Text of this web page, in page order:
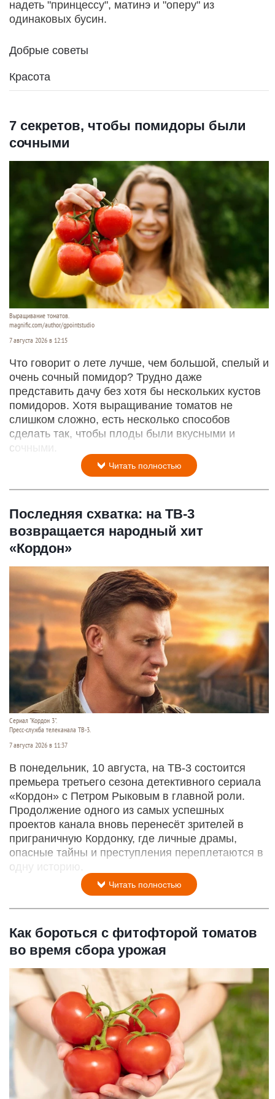
надеть "принцессу", матинэ и "оперу" из
одинаковых бусин.
Добрые советы
Красота
7 секретов, чтобы помидоры были
сочными
Выращивание томатов.
magnific.com/author/gpointstudio
7 августа 2026 в 12:15
Что говорит о лете лучше, чем большой, спелый и
очень сочный помидор? Трудно даже
представить дачу без хотя бы нескольких кустов
помидоров. Хотя выращивание томатов не
слишком сложно, есть несколько способов
сделать так, чтобы плоды были вкусными и
сочными.
Читать полностью
Последняя схватка: на ТВ-3
возвращается народный хит
«Кордон»
Сериал "Кордон 3".
Пресс-служба телеканала ТВ-3.
7 августа 2026 в 11:37
В понедельник, 10 августа, на ТВ-3 состоится
премьера третьего сезона детективного сериала
«Кордон» с Петром Рыковым в главной роли.
Продолжение одного из самых успешных
проектов канала вновь перенесёт зрителей в
приграничную Кордонку, где личные драмы,
опасные тайны и преступления переплетаются в
одну историю.
Читать полностью
Как бороться с фитофторой томатов
во время сбора урожая